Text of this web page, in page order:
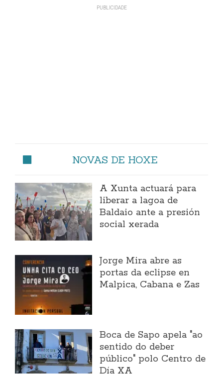
NOVAS DE HOXE
A Xunta actuará para
liberar a lagoa de
Baldaio ante a presión
social xerada
Jorge Mira abre as
portas da eclipse en
Malpica, Cabana e Zas
Boca de Sapo apela "ao
sentido do deber
público" polo Centro de
Día XA